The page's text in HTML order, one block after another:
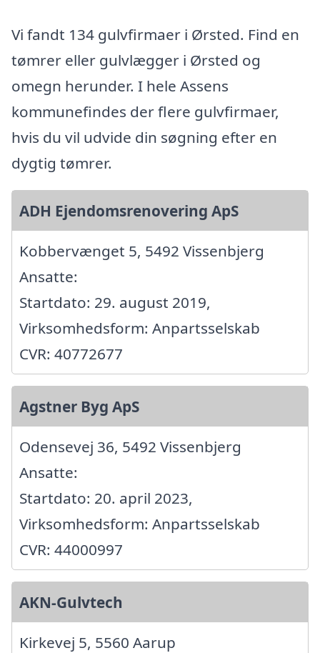
Vi fandt 134 gulvfirmaer i Ørsted. Find en
tømrer eller gulvlægger i Ørsted og
omegn herunder. I hele Assens
kommunefindes der flere gulvfirmaer,
hvis du vil udvide din søgning efter en
dygtig tømrer.
ADH Ejendomsrenovering ApS
Kobbervænget 5, 5492 Vissenbjerg
Ansatte:
Startdato: 29. august 2019,
Virksomhedsform: Anpartsselskab
CVR: 40772677
Agstner Byg ApS
Odensevej 36, 5492 Vissenbjerg
Ansatte:
Startdato: 20. april 2023,
Virksomhedsform: Anpartsselskab
CVR: 44000997
AKN-Gulvtech
Kirkevej 5, 5560 Aarup